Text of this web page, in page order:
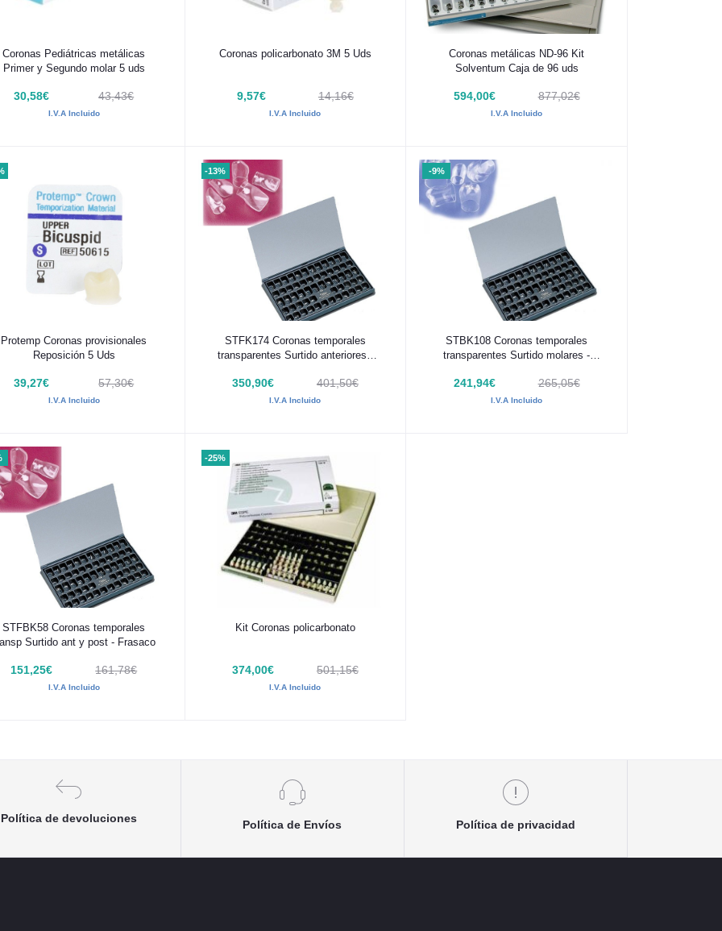
Añadir al carrito
Coronas Pediátricas metálicas
Primer y Segundo molar 5 uds
30,58€ 43,43€
I.V.A Incluido
Añadir al carrito
Coronas policarbonato 3M 5 Uds
9,57€ 14,16€
I.V.A Incluido
Añadir al carrito
Coronas metálicas ND-96 Kit
Solventum Caja de 96 uds
594,00€ 877,02€
I.V.A Incluido
Añadir al carrito
Protemp Coronas provisionales
Reposición 5 Uds
39,27€ 57,30€
I.V.A Incluido
-13%
Añadir al carrito
STFK174 Coronas temporales
transparentes Surtido anteriores -
350,90€ 401,50€
I.V.A Incluido
-9%
Añadir al carrito
STBK108 Coronas temporales
transparentes Surtido molares -
241,94€ 265,05€
I.V.A Incluido
Añadir al carrito
STFBK58 Coronas temporales
Surtido ant y post - Frasaco
151,25€ 161,78€
I.V.A Incluido
-25%
Añadir al carrito
Kit Coronas policarbonato
374,00€ 501,15€
I.V.A Incluido
Política de devoluciones
Política de Envíos Política de privacidad